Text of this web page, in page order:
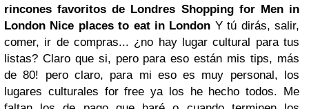
rincones favoritos de Londres Shopping for Men in
London Nice places to eat in London Y tú dirás, salir,
comer, ir de compras... ¿no hay lugar cultural para tus
listas? Claro que si, pero para eso están mis tips, más
de 80! pero claro, para mi eso es muy personal, los
lugares culturales for free ya los he hecho todos. Me